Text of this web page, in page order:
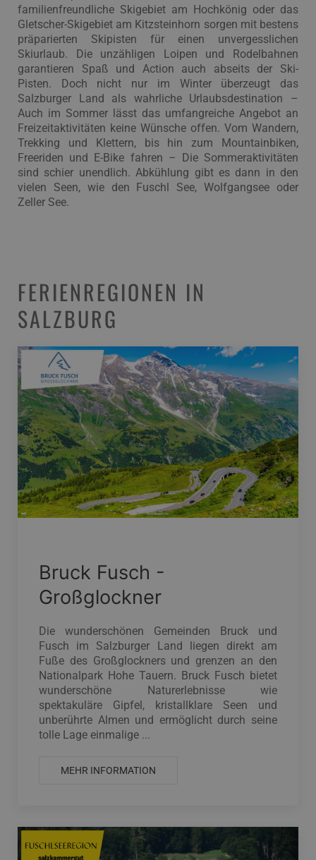
familienfreundliche Skigebiet am Hochkönig oder das
Gletscher-Skigebiet am Kitzsteinhorn sorgen mit bestens
präparierten Skipisten für einen unvergesslichen
Skiurlaub. Die unzähligen Loipen und Rodelbahnen
garantieren Spaß und Action auch abseits der Ski-
Pisten. Doch nicht nur im Winter überzeugt das
Salzburger Land als wahrliche Urlaubsdestination –
Auch im Sommer lässt das umfangreiche Angebot an
Freizeitaktivitäten keine Wünsche offen. Vom Wandern,
Trekking und Klettern, bis hin zum Mountainbiken,
Freeriden und E-Bike fahren – Die Sommeraktivitäten
sind schier unendlich. Abkühlung gibt es dann in den
vielen Seen, wie den Fuschl See, Wolfgangsee oder
Zeller See.
FERIENREGIONEN IN
SALZBURG
Bruck Fusch -
Großglockner
Die wunderschönen Gemeinden Bruck und
Fusch im Salzburger Land liegen direkt am
Fuße des Großglockners und grenzen an den
Nationalpark Hohe Tauern. Bruck Fusch bietet
wunderschöne Naturerlebnisse wie
spektakuläre Gipfel, kristallklare Seen und
unberührte Almen und ermöglicht durch seine
tolle Lage einmalige ...
MEHR INFORMATION